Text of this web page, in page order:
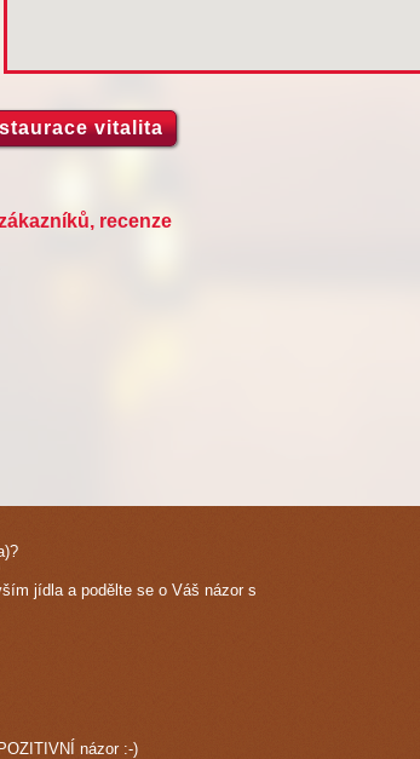
vitalita
recenze
?
jídla a podělte se o Váš názor s
názor :-)